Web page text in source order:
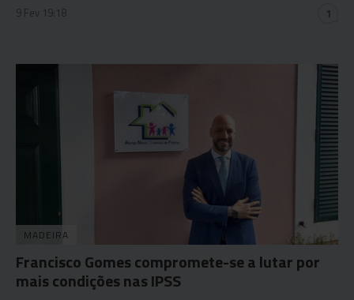
9 Fev 19:18 1
MADEIRA
Francisco Gomes compromete-se a lutar por
mais condições nas IPSS